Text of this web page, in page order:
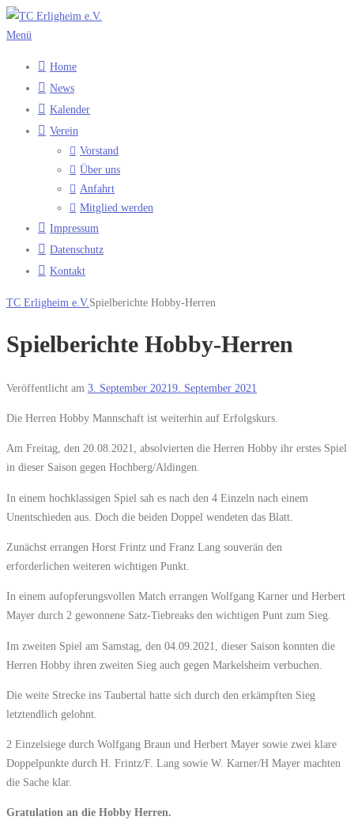
Zum
Inhalt
Menü
Home
News
Kalender
Verein
Vorstand
Über uns
Anfahrt
Mitglied werden
Impressum
Datenschutz
Kontakt
TC Erligheim e.V.Spielberichte Hobby-Herren
Spielberichte Hobby-Herren
Veröffentlicht am 3. September 20219. September 2021
Die Herren Hobby Mannschaft ist weiterhin auf Erfolgskurs.
Am Freitag, den 20.08.2021, absolvierten die Herren Hobby ihr erstes Spiel
in dieser Saison gegen Hochberg/Aldingen.
In einem hochklassigen Spiel sah es nach den 4 Einzeln nach einem
Unentschieden aus. Doch die beiden Doppel wendeten das Blatt.
Zunächst errangen Horst Frintz und Franz Lang souverän den
erforderlichen weiteren wichtigen Punkt.
In einem aufopferungsvollen Match errangen Wolfgang Karner und Herbert
Mayer durch 2 gewonnene Satz-Tiebreaks den wichtigen Punt zum Sieg.
Im zweiten Spiel am Samstag, den 04.09.2021, dieser Saison konnten die
Herren Hobby ihren zweiten Sieg auch gegen Markelsheim verbuchen.
Die weite Strecke ins Taubertal hatte sich durch den erkämpften Sieg
letztendlich gelohnt.
2 Einzelsiege durch Wolfgang Braun und Herbert Mayer sowie zwei klare
Doppelpunkte durch H. Frintz/F. Lang sowie W. Karner/H Mayer machten
die Sache klar.
Gratulation an die Hobby Herren.